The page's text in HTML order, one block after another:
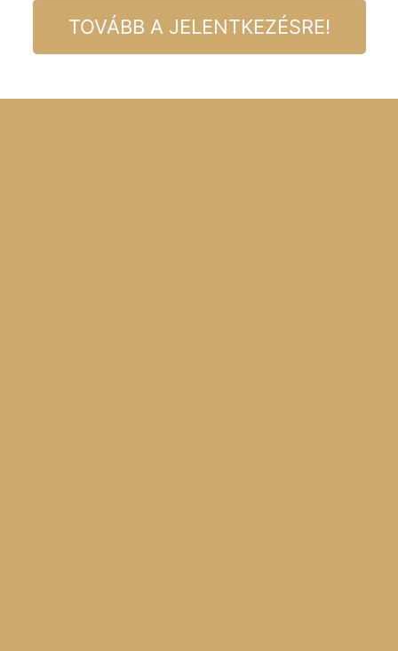
TOVÁBB A JELENTKEZÉSRE!